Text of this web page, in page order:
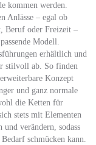
kommen werden.
Anlässe – egal ob
Beruf oder Freizeit –
Modell.
erhältlich und
stilvoll ab. So finden
Konzept
und ganz normale
die Ketten für
stets mit Elementen
verändern, sodass
schmücken kann.